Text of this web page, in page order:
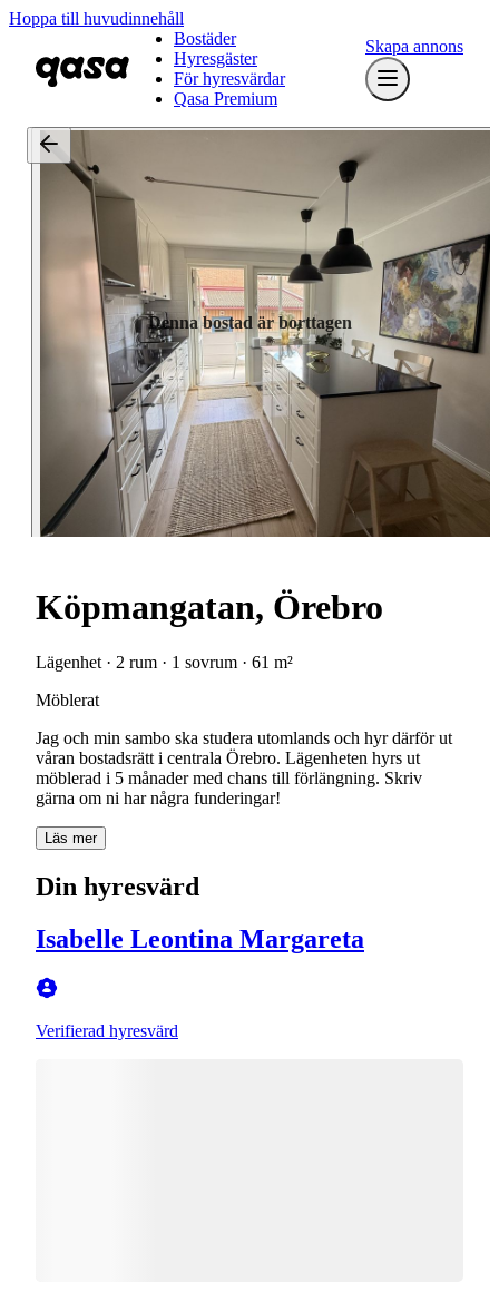
Hoppa till huvudinnehåll
Bostäder
Hyresgäster
För hyresvärdar
Qasa Premium
Skapa annons
Denna bostad är borttagen
Köpmangatan, Örebro
Lägenhet · 2 rum · 1 sovrum · 61 m²
Möblerat
Jag och min sambo ska studera utomlands och hyr därför ut
våran bostadsrätt i centrala Örebro. Lägenheten hyrs ut
möblerad i 5 månader med chans till förlängning. Skriv
gärna om ni har några funderingar!
Läs mer
Din hyresvärd
Isabelle Leontina Margareta
Verifierad hyresvärd